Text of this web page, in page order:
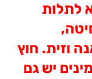
לתלות
וזית. חוץ
יש גם